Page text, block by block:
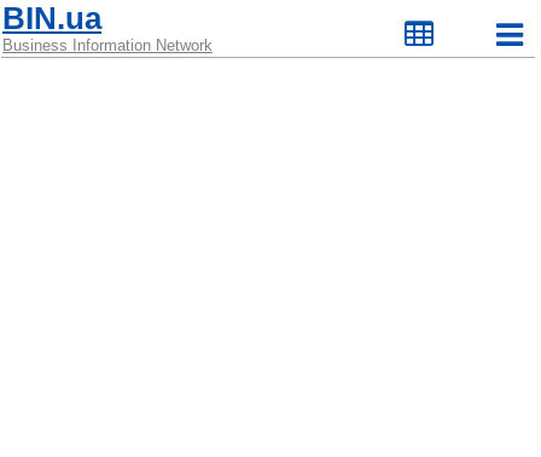
BIN.ua
Business Information Network